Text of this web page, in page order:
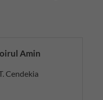
Amin
Cendekia